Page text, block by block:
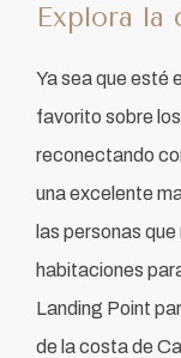
Explora la
Ya sea que esté
favorito sobre
reconectando
una excelente
las personas
habitaciones
Landing Point
de la costa de